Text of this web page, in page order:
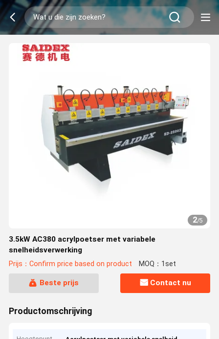
2/5
3.5kW AC380 acrylpoetser met variabele
snelheidsverwerking
Prijs：Confirm price based on product MOQ：1set
Beste prijs Contact nu
Productomschrijving